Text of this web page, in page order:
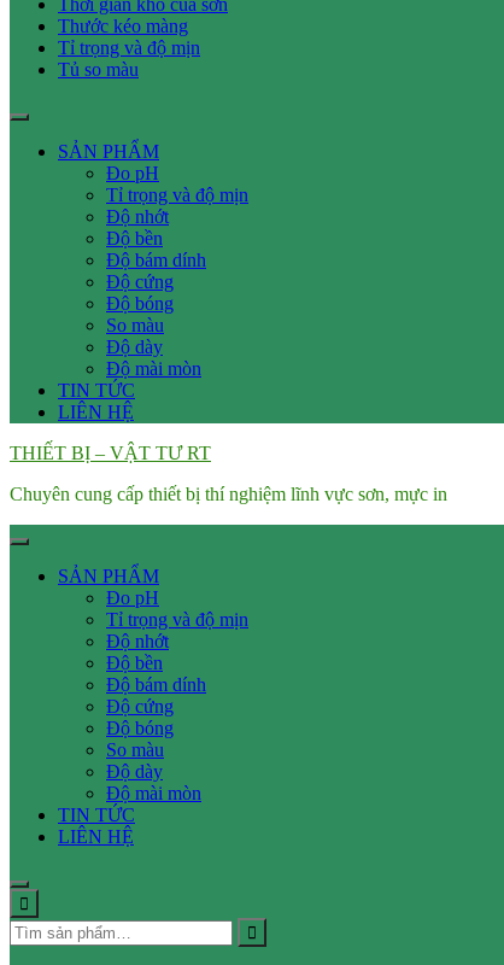
Thời gian khô của sơn
Thước kéo màng
Tỉ trọng và độ mịn
Tủ so màu
SẢN PHẨM
Đo pH
Tỉ trọng và độ mịn
Độ nhớt
Độ bền
Độ bám dính
Độ cứng
Độ bóng
So màu
Độ dày
Độ mài mòn
TIN TỨC
LIÊN HỆ
THIẾT BỊ – VẬT TƯ RT
Chuyên cung cấp thiết bị thí nghiệm lĩnh vực sơn, mực in
SẢN PHẨM
Đo pH
Tỉ trọng và độ mịn
Độ nhớt
Độ bền
Độ bám dính
Độ cứng
Độ bóng
So màu
Độ dày
Độ mài mòn
TIN TỨC
LIÊN HỆ